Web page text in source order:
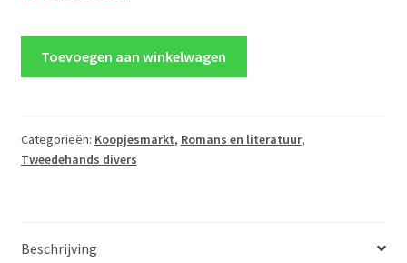
Kee
-
aantal
Toevoegen aan winkelwagen
Categorieën: Koopjesmarkt, Romans en literatuur,
Tweedehands divers
Beschrijving